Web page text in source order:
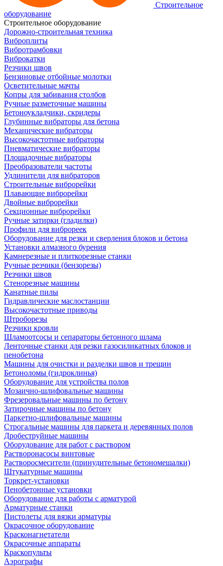
Строительное
оборудование
Строительное оборудование
Дорожно-строительная техника
Виброплиты
Вибротрамбовки
Виброкатки
Резчики швов
Бензиновые отбойные молотки
Осветительные мачты
Копры для забивания столбов
Ручные разметочные машины
Бетоноукладчики, скридеры
Глубинные вибраторы для бетона
Механические вибраторы
Высокочастотные вибраторы
Пневматические вибраторы
Площадочные вибраторы
Преобразователи частоты
Удлинители для вибраторов
Строительные виброрейки
Плавающие виброрейки
Двойные виброрейки
Секционные виброрейки
Ручные затирки (гладилки)
Профили для виброреек
Оборудование для резки и сверления блоков и бетона
Установки алмазного бурения
Камнерезные и плиткорезные станки
Ручные резчики (бензорезы)
Резчики швов
Стенорезные машины
Канатные пилы
Гидравлические маслостанции
Высокочастотные приводы
Штроборезы
Резчики кровли
Шламоотсосы и сепараторы бетонного шлама
Ленточные станки для резки газосиликатных блоков и
пенобетона
Машины для очистки и разделки швов и трещин
Бетоноломы (гидроклинья)
Оборудование для устройства полов
Мозаично-шлифовальные машины
Фрезеровальные машины по бетону
Затирочные машины по бетону
Паркетно-шлифовальные машины
Строгальные машины для паркета и деревянных полов
Дробеструйные машины
Оборудование для работ с раствором
Растворонасосы винтовые
Растворосмесители (принудительные бетономешалки)
Штукатурные машины
Торкрет-установки
Пенобетонные установки
Оборудование для работы с арматурой
Арматурные станки
Пистолеты для вязки арматуры
Окрасочное оборудование
Красконагнетатели
Окрасочные аппараты
Краскопульты
Аэрографы